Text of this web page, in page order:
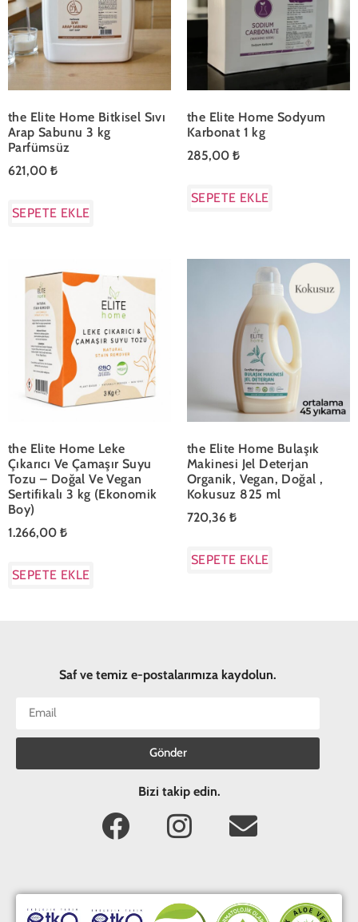
the Elite Home Bitkisel Sıvı
Arap Sabunu 3 kg
Parfümsüz
621,00 ₺
SEPETE EKLE
the Elite Home Sodyum
Karbonat 1 kg
285,00 ₺
SEPETE EKLE
the Elite Home Leke
Çıkarıcı Ve Çamaşır Suyu
Tozu – Doğal Ve Vegan
Sertifikalı 3 kg (Ekonomik
Boy)
1.266,00 ₺
SEPETE EKLE
the Elite Home Bulaşık
Makinesi Jel Deterjan
Organik, Vegan, Doğal ,
Kokusuz 825 ml
720,36 ₺
SEPETE EKLE
Saf ve temiz e-postalarımıza kaydolun.
Gönder
Bizi takip edin.